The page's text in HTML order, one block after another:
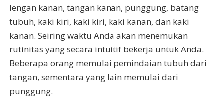
lengan kanan, tangan kanan, punggung, batang
tubuh, kaki kiri, kaki kiri, kaki kanan, dan kaki
kanan. Seiring waktu Anda akan menemukan
rutinitas yang secara intuitif bekerja untuk Anda.
Beberapa orang memulai pemindaian tubuh dari
tangan, sementara yang lain memulai dari
punggung.